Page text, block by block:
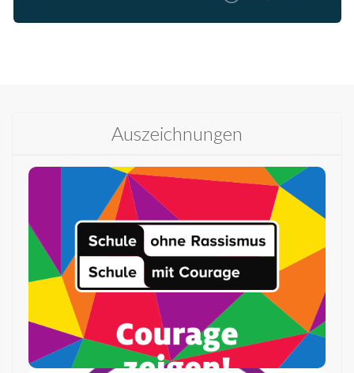
Auszeichnungen
Schulen ohne
Rassismus – Schulen
mit Courage
Die IGS Schaumburg tritt für eine Welt ein, in der
die Gleichwertigkeit aller Menschen gelebt wird.